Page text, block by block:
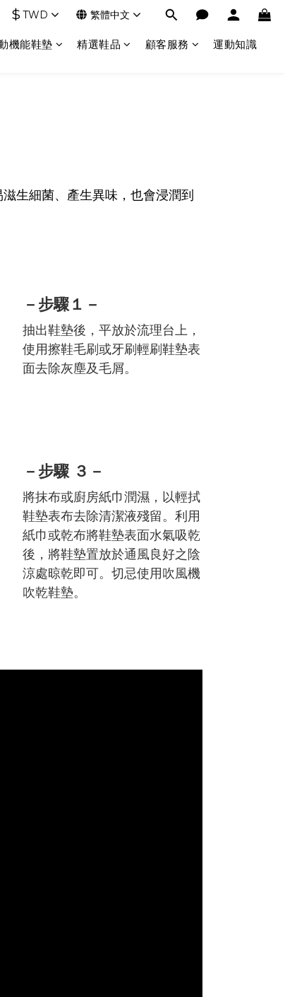
$ TWD 繁體中文
機能鞋墊 精選鞋品 顧客服務 運動知識
生細菌、產生異味，也會浸潤到
－步驟１－
抽出鞋墊後，平放於流理台上，
使用擦鞋毛刷或牙刷輕刷鞋墊表
面去除灰塵及毛屑。
－步驟 ３－
將抹布或廚房紙巾潤濕，以輕拭
鞋墊表布去除清潔液殘留。利用
紙巾或乾布將鞋墊表面水氣吸乾
後，將鞋墊置放於通風良好之陰
涼處晾乾即可。切忌使用吹風機
吹乾鞋墊。